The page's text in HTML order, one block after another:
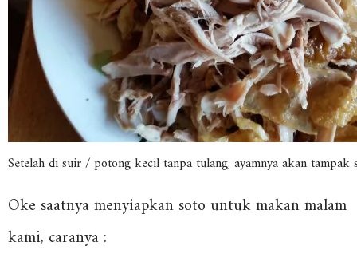
Setelah di suir / potong kecil tanpa tulang, ayamnya akan tampak
Oke saatnya menyiapkan soto untuk makan malam
kami, caranya :